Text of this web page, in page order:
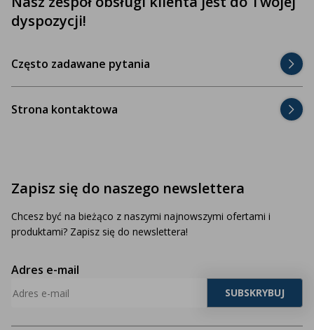
dyspozycji!
Często zadawane pytania
Strona kontaktowa
Zapisz się do naszego newslettera
Chcesz być na bieżąco z naszymi najnowszymi ofertami i
produktami? Zapisz się do newslettera!
Adres e-mail